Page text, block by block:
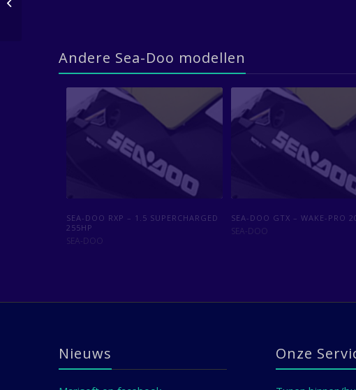
Andere Sea-Doo modellen
SEA-DOO SPARK TRIXX – 90PK
SEA-DOO
SEA-DOO SPARK TRIXX –
SEA-DOO
SEA-DOO RXP – 1.5 SUPERCHARGED
255HP
SEA-DOO
SEA-DOO GTX – WAKE-PRO
SEA-DOO
Nieuws Onze